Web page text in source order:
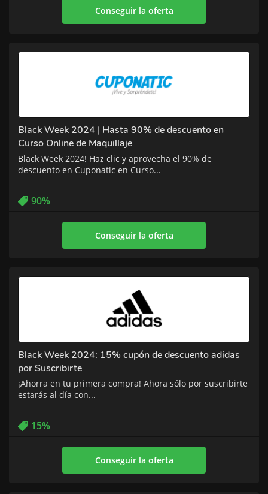
Conseguir la oferta
Black Week 2024 | Hasta 90% de descuento en
Curso Online de Maquillaje
Black Week 2024! Haz clic y aprovecha el 90% de
descuento en Cuponatic en Curso...
90%
Conseguir la oferta
Black Week 2024: 15% cupón de descuento adidas
por Suscribirte
¡Ahorra en tu primera compra! Ahora sólo por suscribirte
estarás al día con...
15%
Conseguir la oferta